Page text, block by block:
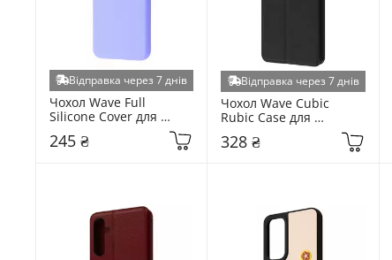
Відправка через 7 днів
Чохол Wave Full
Silicone Cover для
Samsung Galaxy S931
S25 Light Purple
245 ₴
Відправка через 7 днів
Чохол Wave Cubic
Rubic Case для
Samsung Galaxy S931
S25 Black (6937184250)
328 ₴